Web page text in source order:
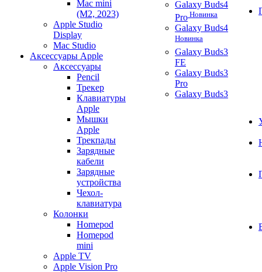
Mac mini
(M2, 2023)
Apple Studio
Display
Mac Studio
Аксессуары Apple
Аксессуары
Pencil
Трекер
Клавиатуры
Apple
Мышки
Apple
Трекпады
Зарядные
кабели
Зарядные
устройства
Чехол-
клавиатура
Колонки
Homepod
Homepod
mini
Apple TV
Apple Vision Pro
Galaxy Buds4
Pro Новинка
Galaxy Buds4
Новинка
Galaxy Buds3
FE
Galaxy Buds3
Pro
Galaxy Buds3